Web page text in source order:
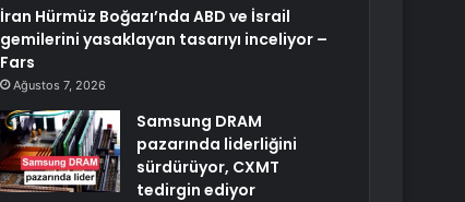
İran Hürmüz Boğazı’nda ABD ve İsrail
gemilerini yasaklayan tasarıyı inceliyor –
Fars
Ağustos 7, 2026
Samsung DRAM
pazarında liderliğini
sürdürüyor, CXMT
tedirgin ediyor